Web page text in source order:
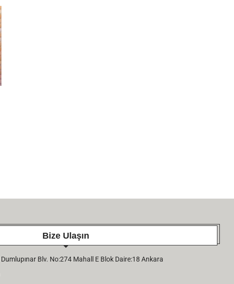
Bize Ulaşın
Blv. No:274 Mahall E Blok Daire:18 Ankara